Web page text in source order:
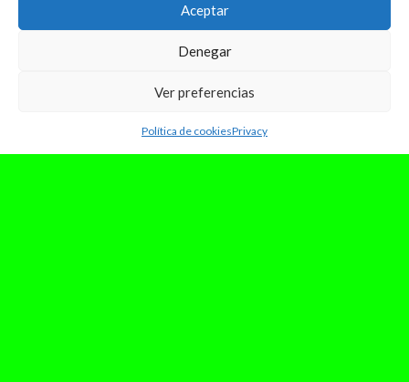
Aceptar
Denegar
Ver preferencias
Política de cookiesPrivacy